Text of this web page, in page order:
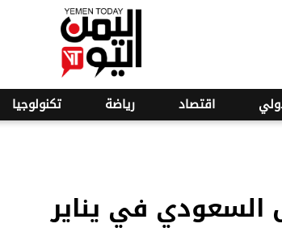
اقتصاد رياضة تكنولوجيا
السعودي في يناير